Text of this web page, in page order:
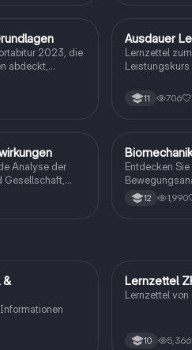
Verständnis
2023, die
abdeckt,
sowie
auf
Sport
Ausdauer
Lernzettel
Leistungskurs
11 706
Analyse der
Gesellschaft,
Doping,
Sport
Entdecken
2024. Dieser
von Meinel/
12 1,990
&
Mathe
Lernzettel
Lernzettel von
10 5,366